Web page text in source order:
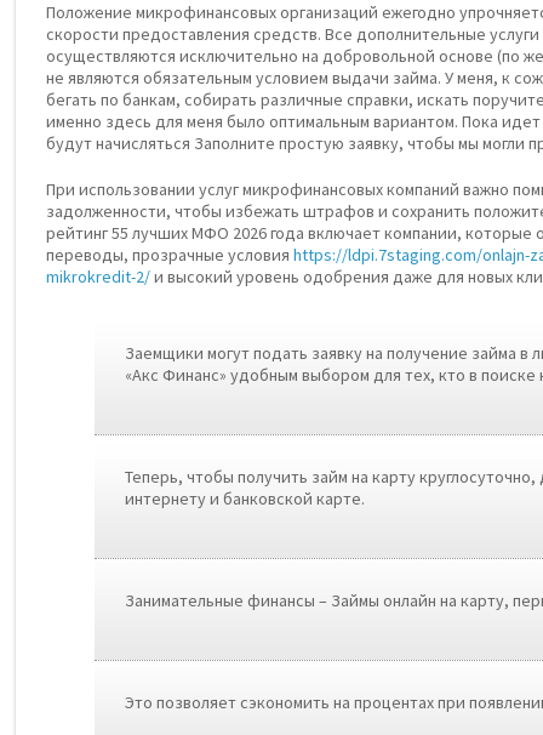
Положение микрофинансовых организаций ежегодно
скорости предоставления средств. Все дополнительные
осуществляются исключительно на добровольной основе (по
не являются обязательным условием выдачи займа. У меня, к
бегать по банкам, собирать различные справки, искать
именно здесь для меня было оптимальным вариантом. Пока
будут начисляться Заполните простую заявку, чтобы мы могли
При использовании услуг микрофинансовых компаний важно
задолженности, чтобы избежать штрафов и сохранить
рейтинг 55 лучших МФО 2026 года включает компании, которые
переводы, прозрачные условия https://ldpi.7staging.com/onlajn-
mikrokredit-2/и высокий уровень одобрения даже для новых
Заемщики могут подать заявку на получение займа в
«Акс Финанс» удобным выбором для тех, кто в
Теперь, чтобы получить займ на карту
интернету и банковской карте.
Занимательные финансы – Займы онлайн на карту,
Это позволяет сэкономить на процентах при